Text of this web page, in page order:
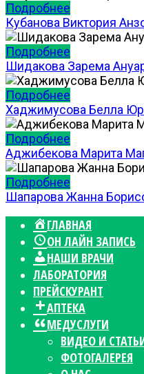
Подробнее
Кубанова Виктория
Подробнее
Шидакова Зарема
Подробнее
Хаджимусова Белла
Подробнее
Аджибекова Марита
Подробнее
Шапарова Жанна
ГЛАВНАЯ
ОН ЛАЙН ЗАПИСЬ
НАШИ ВРАЧИ
ЛАБОРАТОРИЯ
ПРЕЙСКУРАНТ
АПТЕКА
МЕДУСЛУГИ
ВИДЕО И
ФОТОГАЛЕРЕЯ